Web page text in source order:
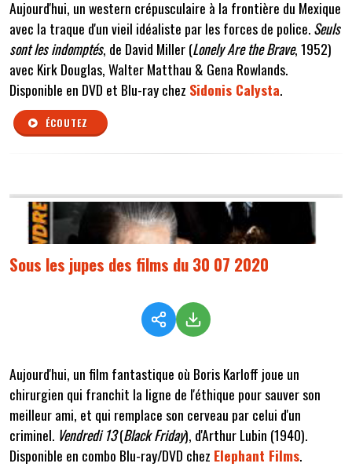
Aujourd'hui, un western crépusculaire à la frontière du Mexique
avec la traque d'un vieil idéaliste par les forces de police.Seuls
sont les indomptés, de David Miller (Lonely Are the Brave, 1952)
avec Kirk Douglas, Walter Matthau & Gena Rowlands.
Disponible en DVD et Blu-ray chez Sidonis Calysta.
ÉCOUTEZ
Sous les jupes des films du 30 07 2020
Aujourd'hui, un film fantastique où Boris Karloff joue un
chirurgien qui franchit la ligne de l'éthique pour sauver son
meilleur ami, et qui remplace son cerveau par celui d'un
criminel. Vendredi 13(Black Friday), d'Arthur Lubin (1940).
Disponible en combo Blu-ray/DVD chez Elephant Films.